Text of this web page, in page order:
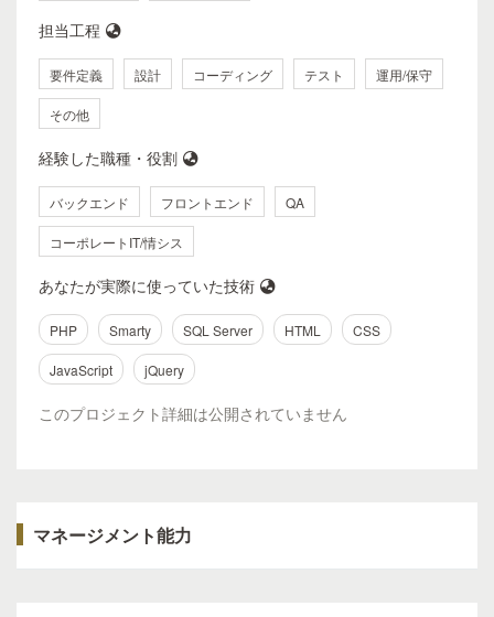
担当工程
要件定義 設計 コーディング テスト 運用/保守
その他
経験した職種・役割
バックエンド フロントエンド QA
コーポレートIT/情シス
あなたが実際に使っていた技術
PHP Smarty SQL Server HTML CSS
JavaScript jQuery
このプロジェクト詳細は公開されていません
マネージメント能力